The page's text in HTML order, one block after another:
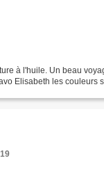
à l'huile. Un beau
Elisabeth les couleurs